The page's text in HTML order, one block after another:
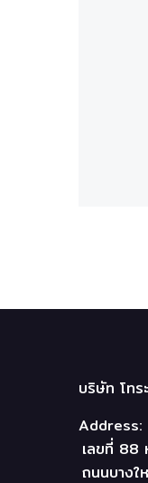
บริษัท โทร
Address:
เลขที่ 88
ถนนบาง